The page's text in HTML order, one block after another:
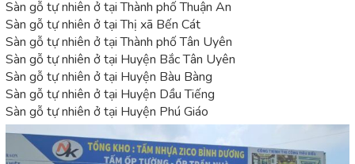
Sàn gỗ tự nhiên ở tại Thành phố Thuận An
Sàn gỗ tự nhiên ở tại Thị xã Bến Cát
Sàn gỗ tự nhiên ở tại Thành phố Tân Uyên
Sàn gỗ tự nhiên ở tại Huyện Bắc Tân Uyên
Sàn gỗ tự nhiên ở tại Huyện Bàu Bàng
Sàn gỗ tự nhiên ở tại Huyện Dầu Tiếng
Sàn gỗ tự nhiên ở tại Huyện Phú Giáo